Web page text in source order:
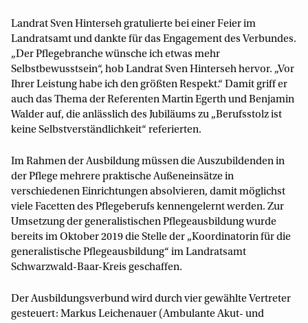
Landrat Sven Hinterseh gratulierte bei einer Feier im
Landratsamt und dankte für das Engagement des Verbundes.
„Der Pflegebranche wünsche ich etwas mehr
Selbstbewusstsein“, hob Landrat Sven Hinterseh hervor. „Vor
Ihrer Leistung habe ich den größten Respekt.“ Damit griff er
auch das Thema der Referenten Martin Egerth und Benjamin
Walder auf, die anlässlich des Jubiläums zu „Berufsstolz ist
keine Selbstverständlichkeit“ referierten.
Im Rahmen der Ausbildung müssen die Auszubildenden in
der Pflege mehrere praktische Außeneinsätze in
verschiedenen Einrichtungen absolvieren, damit möglichst
viele Facetten des Pflegeberufs kennengelernt werden. Zur
Umsetzung der generalistischen Pflegeausbildung wurde
bereits im Oktober 2019 die Stelle der „Koordinatorin für die
generalistische Pflegeausbildung“ im Landratsamt
Schwarzwald-Baar-Kreis geschaffen.
Der Ausbildungsverbund wird durch vier gewählte Vertreter
gesteuert: Markus Leichenauer (Ambulante Akut- und